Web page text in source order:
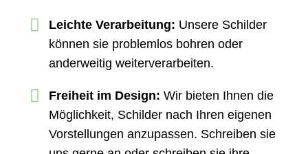
Leichte Verarbeitung: Unsere Schilder
können sie problemlos bohren oder
anderweitig weiterverarbeiten.
Freiheit im Design:Wir bieten Ihnen die
Möglichkeit, Schilder nach Ihren eigenen
Vorstellungen anzupassen. Schreiben sie